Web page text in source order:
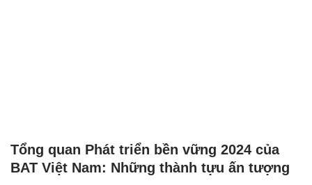
Tổng quan Phát triển bền vững 2024 của
BAT Việt Nam: Những thành tựu ấn tượng